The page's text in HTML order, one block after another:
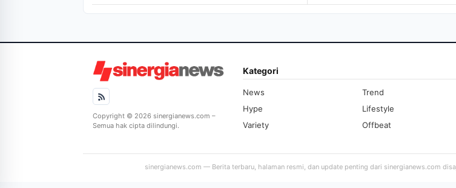
Copyright © 2026 sinergianews.com –
Semua hak cipta dilindungi.
Kategori
News
Trend
Hype
Lifestyle
Variety
Offbeat
sinergianews.com — Berita terbaru, halaman resmi, dan update penting dari sinergianews.com